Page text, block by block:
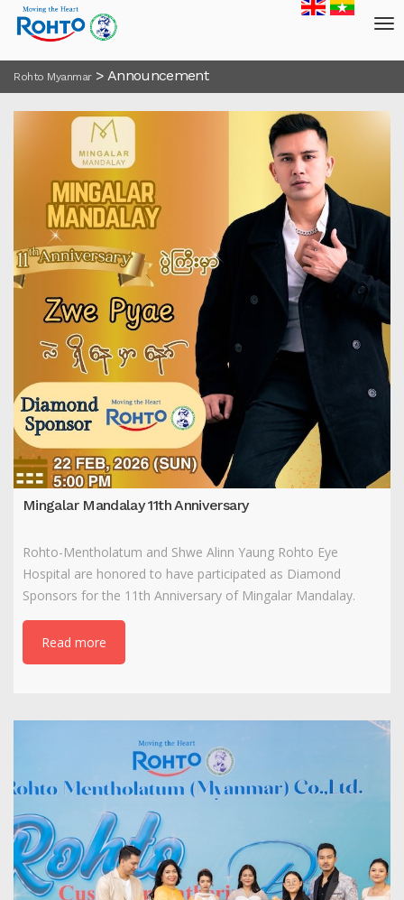
Rohto Myanmar> Announcement
Mingalar Mandalay 11th Anniversary
Rohto-Mentholatum and Shwe Alinn Yaung Rohto Eye
Hospital are honored to have participated as Diamond
Sponsors for the 11th Anniversary of Mingalar Mandalay.
Read more